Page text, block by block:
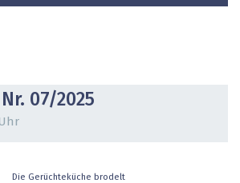
07/2025
Die Gerüchteküche brodelt